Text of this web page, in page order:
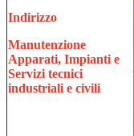
Indirizzo
Manutenzione
Apparati, Impianti e
Servizi tecnici
industriali e civili